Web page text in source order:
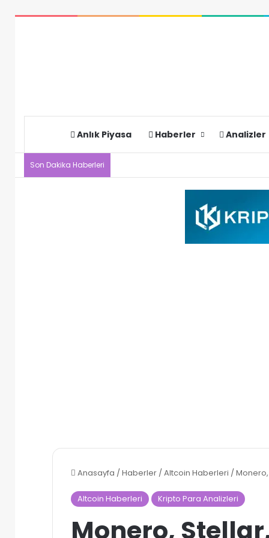
Anlık Piyasa Haberler Analizler
Son Dakika Haberleri
Anasayfa /Haberler /Altcoin Haberleri /Monero,
Altcoin Haberleri Kripto Para Analizleri
Monero,